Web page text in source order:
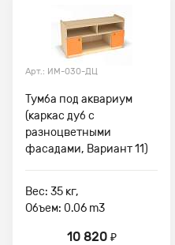
Арт.: ИМ-030-ДЦ
Тумба под аквариум
(каркас дуб с
разноцветными
фасадами, Вариант 11)
Вес: 35 кг,
Объем: 0.06 m3
10 820 ₽